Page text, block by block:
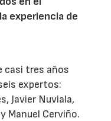
experiencia de
casi tres años
expertos:
Javier Nuviala,
Manuel Cerviño.